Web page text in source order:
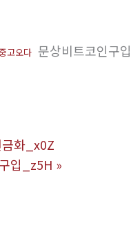
고오다 문상비트코인구입
화_x0Z
입_z5H »